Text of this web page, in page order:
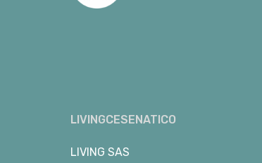
LIVINGCESENATICO
LIVING SAS